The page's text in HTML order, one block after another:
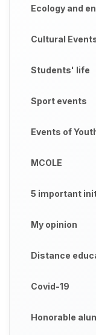
Ecology and
Cultural
Students' life
Sport events
Events of
MCOLE
5 important
My opinion
Distance
Covid-19
Honorable